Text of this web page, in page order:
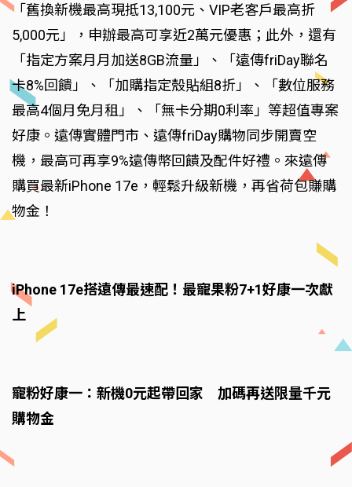
「舊換新機最高現抵13,100元、VIP老客戶最高折
5,000元」，申辦最高可享近2萬元優惠；此外，還有
「指定方案月月加送8GB流量」、「遠傳friDay聯名
卡8%回饋」、「加購指定殼貼組8折」、「數位服務
最高4個月免月租」、「無卡分期0利率」等超值專案
好康。遠傳實體門市、遠傳friDay購物同步開賣空
機，最高可再享9%遠傳幣回饋及配件好禮。來遠傳
購買最新iPhone 17e，輕鬆升級新機，再省荷包賺購
物金！
iPhone 17e搭遠傳最速配！最寵果粉7+1好康一次獻
上
寵粉好康一：新機0元起帶回家 加碼再送限量千元
購物金